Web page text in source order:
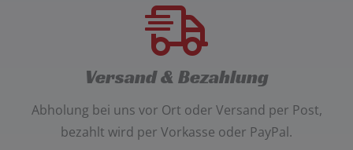
Versand & Bezahlung
Abholung bei uns vor Ort oder Versand per Post,
bezahlt wird per Vorkasse oder PayPal.